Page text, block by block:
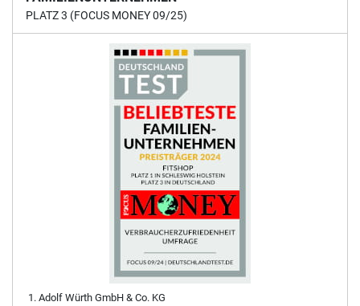
PLATZ 3 (FOCUS MONEY 09/25)
Adolf Würth GmbH & Co. KG